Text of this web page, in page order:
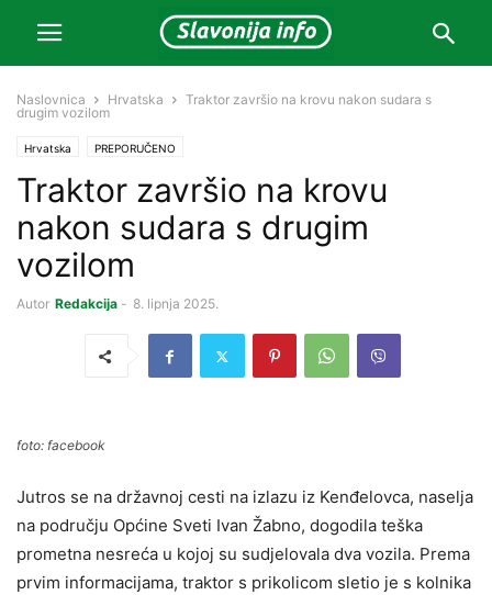
Naslovnica Hrvatska
Traktor završio na krovu nakon sudara s
drugim vozilom
Hrvatska PREPORUČENO
Traktor završio na krovu
nakon sudara s drugim
vozilom
Autor Redakcija - 8. lipnja 2025.
foto: facebook
Jutros se na državnoj cesti na izlazu iz Kenđelovca, naselja
na području Općine Sveti Ivan Žabno, dogodila teška
prometna nesreća u kojoj su sudjelovala dva vozila. Prema
prvim informacijama, traktor s prikolicom sletio je s kolnika